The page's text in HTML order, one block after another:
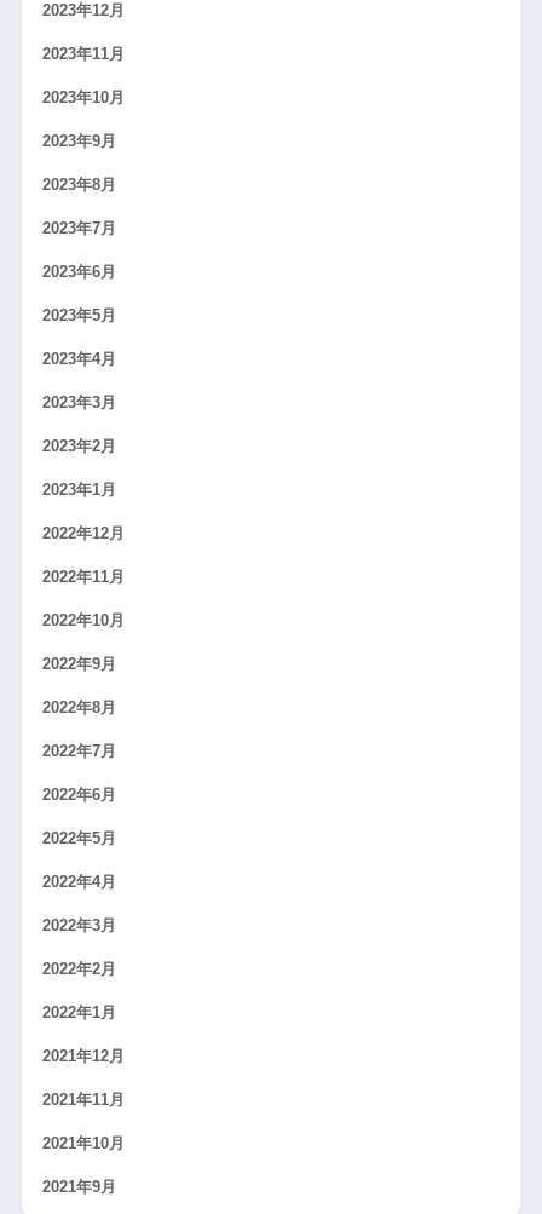
2023年12月
2023年11月
2023年10月
2023年9月
2023年8月
2023年7月
2023年6月
2023年5月
2023年4月
2023年3月
2023年2月
2023年1月
2022年12月
2022年11月
2022年10月
2022年9月
2022年8月
2022年7月
2022年6月
2022年5月
2022年4月
2022年3月
2022年2月
2022年1月
2021年12月
2021年11月
2021年10月
2021年9月